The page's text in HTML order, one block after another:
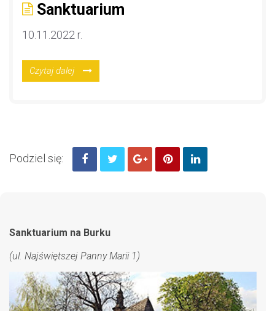
Sanktuarium
10.11.2022 r.
Czytaj dalej
Podziel się:
Sanktuarium na Burku
(ul. Najświętszej Panny Marii 1)